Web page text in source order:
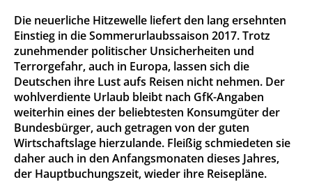
Die neuerliche Hitzewelle liefert den lang ersehnten
Einstieg in die Sommerurlaubssaison 2017. Trotz
zunehmender politischer Unsicherheiten und
Terrorgefahr, auch in Europa, lassen sich die
Deutschen ihre Lust aufs Reisen nicht nehmen. Der
wohlverdiente Urlaub bleibt nach GfK-Angaben
weiterhin eines der beliebtesten Konsumgüter der
Bundesbürger, auch getragen von der guten
Wirtschaftslage hierzulande. Fleißig schmiedeten sie
daher auch in den Anfangsmonaten dieses Jahres,
der Hauptbuchungszeit, wieder ihre Reisepläne.